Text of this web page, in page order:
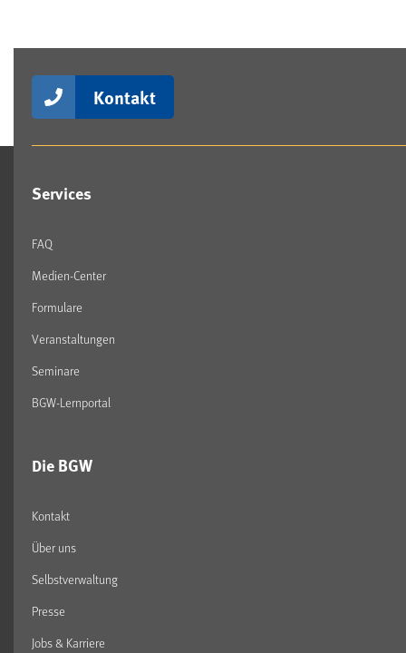
Kontakt
Services
FAQ
Medien-Center
Formulare
Veranstaltungen
Seminare
BGW-Lernportal
Die BGW
Kontakt
Über uns
Selbstverwaltung
Presse
Jobs & Karriere